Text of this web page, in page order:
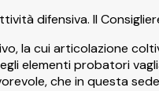
difensiva. Il
la cui articolazione
elementi probatori
che in questa